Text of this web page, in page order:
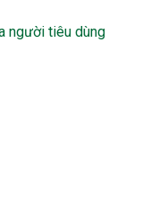
người tiêu dùng